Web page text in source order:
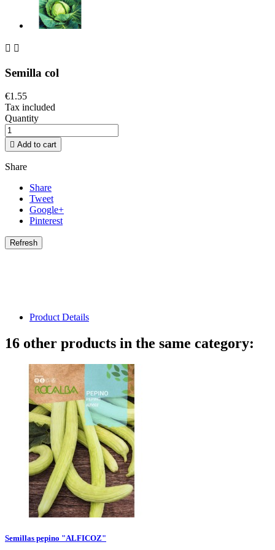
 
Semilla col
€1.55
Tax included
Quantity
 Add to cart
Share
Share
Tweet
Google+
Pinterest
Product Details
16 other products in the same category:
Semillas pepino "ALFICOZ"